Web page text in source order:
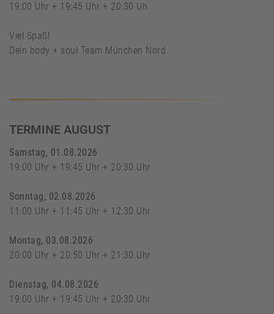
19:00 Uhr + 19:45 Uhr + 20:30 Uh
Viel Spaß!
Dein body + soul Team München Nord
TERMINE AUGUST
Samstag, 01.08.2026
19:00 Uhr + 19:45 Uhr + 20:30 Uhr
Sonntag, 02.08.2026
11:00 Uhr + 11:45 Uhr + 12:30 Uhr
Montag, 03.08.2026
20:00 Uhr + 20:50 Uhr + 21:30 Uhr
Dienstag, 04.08.2026
19:00 Uhr + 19:45 Uhr + 20:30 Uhr